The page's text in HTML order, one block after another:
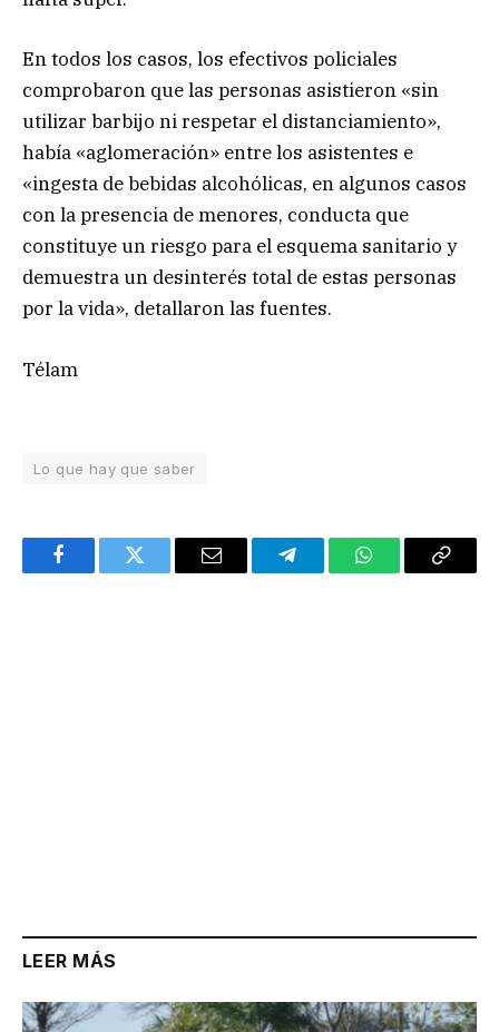
En todos los casos, los efectivos policiales
comprobaron que las personas asistieron «sin
utilizar barbijo ni respetar el distanciamiento»,
había «aglomeración» entre los asistentes e
«ingesta de bebidas alcohólicas, en algunos casos
con la presencia de menores, conducta que
constituye un riesgo para el esquema sanitario y
demuestra un desinterés total de estas personas
por la vida», detallaron las fuentes.
Télam
Lo que hay que saber
FacebookTwitter Email TelegramWhatsAppCopy
LEER MÁS